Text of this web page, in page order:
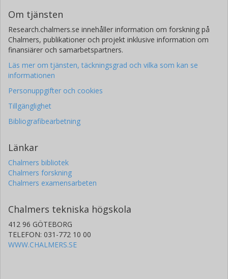
Om tjänsten
Research.chalmers.se innehåller information om forskning på
Chalmers, publikationer och projekt inklusive information om
finansiärer och samarbetspartners.
Läs mer om tjänsten, täckningsgrad och vilka som kan se
informationen
Personuppgifter och cookies
Tillgänglighet
Bibliografibearbetning
Länkar
Chalmers bibliotek
Chalmers forskning
Chalmers examensarbeten
Chalmers tekniska högskola
412 96 GÖTEBORG
TELEFON: 031-772 10 00
WWW.CHALMERS.SE